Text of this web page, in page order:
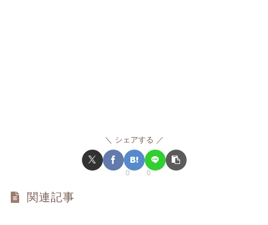
シェアする
0 0
関連記事